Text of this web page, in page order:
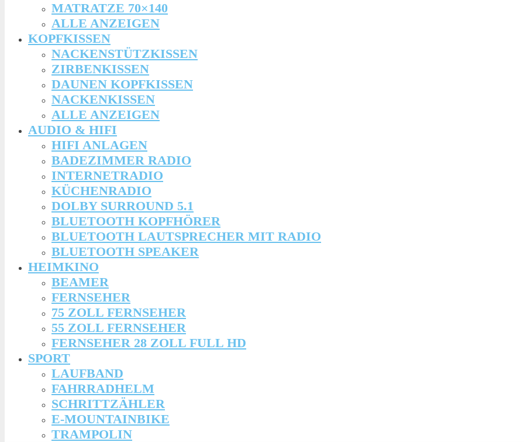
MATRATZE 70×140
ALLE ANZEIGEN
KOPFKISSEN
NACKENSTÜTZKISSEN
ZIRBENKISSEN
DAUNEN KOPFKISSEN
NACKENKISSEN
ALLE ANZEIGEN
AUDIO & HIFI
HIFI ANLAGEN
BADEZIMMER RADIO
INTERNETRADIO
KÜCHENRADIO
DOLBY SURROUND 5.1
BLUETOOTH KOPFHÖRER
BLUETOOTH LAUTSPRECHER MIT RADIO
BLUETOOTH SPEAKER
HEIMKINO
BEAMER
FERNSEHER
75 ZOLL FERNSEHER
55 ZOLL FERNSEHER
FERNSEHER 28 ZOLL FULL HD
SPORT
LAUFBAND
FAHRRADHELM
SCHRITTZÄHLER
E-MOUNTAINBIKE
TRAMPOLIN